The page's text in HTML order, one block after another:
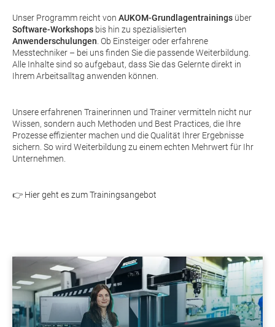
Unser Programm reicht von AUKOM-Grundlagentrainings über
Software-Workshops bis hin zu spezialisierten
Anwenderschulungen . Ob Einsteiger oder erfahrene
Messtechniker – bei uns finden Sie die passende Weiterbildung.
Alle Inhalte sind so aufgebaut, dass Sie das Gelernte direkt in
Ihrem Arbeitsalltag anwenden können.
Unsere erfahrenen Trainerinnen und Trainer vermitteln nicht nur
Wissen, sondern auch Methoden und Best Practices, die Ihre
Prozesse effizienter machen und die Qualität Ihrer Ergebnisse
sichern. So wird Weiterbildung zu einem echten Mehrwert für Ihr
Unternehmen.
👉 Hier geht es zum Trainingsangebot